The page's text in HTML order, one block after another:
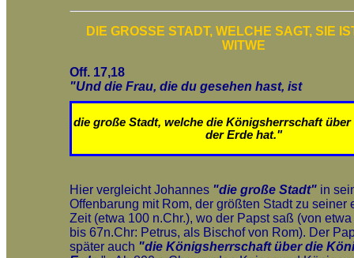
DIE GROSSE STADT, WELCHE SAGT, SIE
WITWE
Off. 17,18
"Und die Frau, die du gesehen hast, ist
die große Stadt, welche die Königsherrschaft über
der Erde hat."
Hier vergleicht Johannes "die große Stadt" in
Offenbarung mit Rom, der größten Stadt zu seiner
Zeit (etwa 100 n.Chr.), wo der Papst saß (von etwa
bis 67n.Chr: Petrus, als Bischof von Rom). Der
später auch "die Königsherrschaft über die